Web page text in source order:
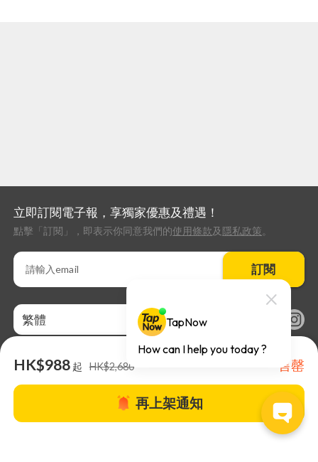
HK$988 起 HK$2,680 售罄
再上架通知
立即訂閱電子報，享獨家優惠及禮遇！
點擊「訂閱」，即表示你同意我們的使用條款及 隱私政策。
訂閱
繁體
關於TapNow |TapNow Blog |加入成為合作夥伴|網站條款 |幫助